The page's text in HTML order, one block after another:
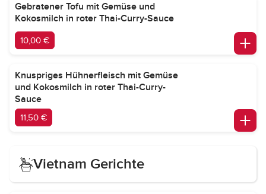
Gebratener Tofu mit Gemüse und
Kokosmilch in roter Thai-Curry-Sauce
10,00 €
Knuspriges Hühnerfleisch mit Gemüse
und Kokosmilch in roter Thai-Curry-
Sauce
11,50 €
Vietnam Gerichte